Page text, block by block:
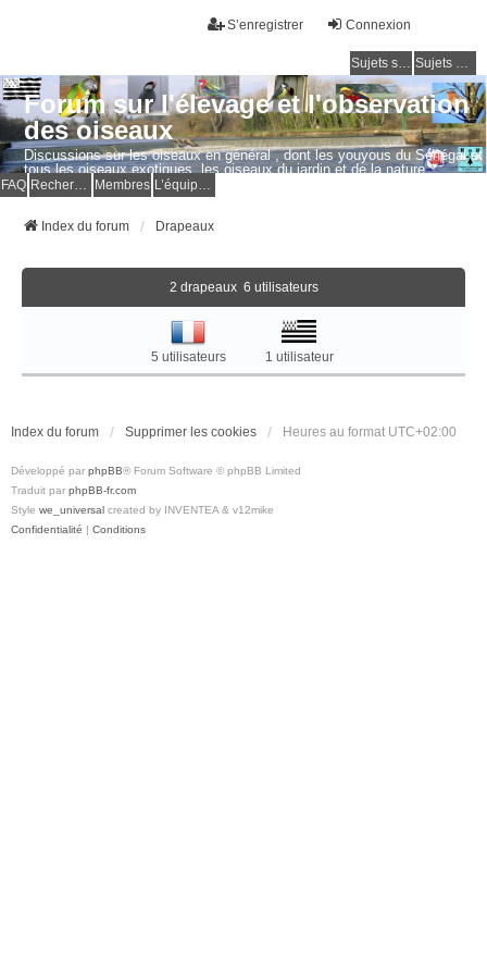
Connexion
S’enregistrer
Sujets sans réponse Sujets actifs
Forum sur l'élevage et l'observation
des oiseaux
Discussions sur les oiseaux en général , dont les youyous du Sénégal et
tous les oiseaux exotiques, les oiseaux du jardin et de la nature.
Questions, photos, expériences.
FAQ Membres
Index du forum Drapeaux
2 drapeaux 6 utilisateurs
5 utilisateurs 1 utilisateur
Index du forum Supprimer les cookies Heures au format UTC+02:00
Développé par phpBB® Forum Software © phpBB Limited
Traduit par phpBB-fr.com
Style we_universal created by INVENTEA & v12mike
Confidentialité | Conditions